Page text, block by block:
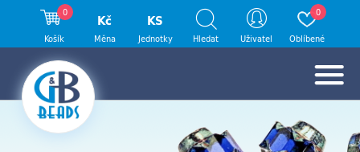
0
Košík
Kč
Měna
KS
Jednotky Hledat Uživatel
0
Oblíbené